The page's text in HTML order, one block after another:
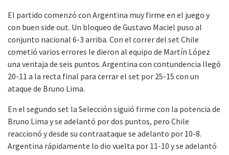
El partido comenzó con Argentina muy firme en el juego y
con buen side out. Un bloqueo de Gustavo Maciel puso al
conjunto nacional 6-3 arriba. Con el correr del set Chile
cometió varios errores le dieron al equipo de Martín López
una ventaja de seis puntos. Argentina con contundencia llegó
20-11 a la recta final para cerrar el set por 25-15 con un
ataque de Bruno Lima.
En el segundo set la Selección siguió firme con la potencia de
Bruno Lima y se adelantó por dos puntos, pero Chile
reaccionó y desde su contraataque se adelanto por 10-8.
Argentina rápidamente lo dio vuelta por 11-10 y se adelantó